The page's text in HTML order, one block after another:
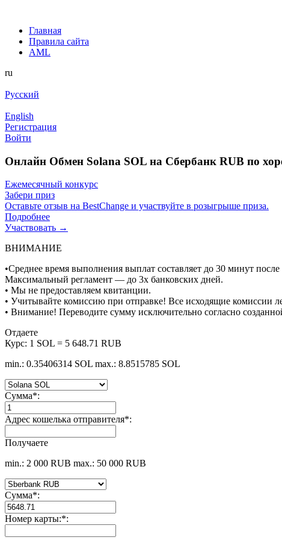
Главная
Правила сайта
AML
ru
Русский
English
Регистрация
Войти
Онлайн Обмен Solana SOL на Сбербанк RUB по
Ежемесячный конкурс
Забери приз
Оставьте отзыв на BestChange и участвуйте в розыгрыше приза.
Подробнее
Участвовать →
ВНИМАНИЕ
•Среднее время выполнения выплат составляет до 30 минут
Максимальный регламент — до 3х банковских дней.
• Мы не предоставляем квитанции.
• Учитывайте комиссию при отправке! Все исходящие комиссии
• Внимание! Переводите сумму исключительно согласно
Отдаете
Курс: 1 SOL = 5 648.71 RUB
min.: 0.35406314 SOL max.: 8.8515785 SOL
Сумма*:
Адрес кошелька отправителя*:
Получаете
min.: 2 000 RUB max.: 50 000 RUB
Сумма*:
Номер карты:*: